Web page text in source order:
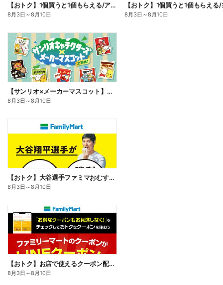
【おトク】1個買うと1個もらえる/アイス
8月3日 ～8月10日 8月3日 ～8月10日
【サンリオ×メーカーマスコット】オリジナルグッズ貰える!
8月3日 ～8月10日
【おトク】大谷選手ファミマおむすび割
8月3日 ～8月10日
【おトク】お店で使えるクーポン配信中
8月3日 ～8月10日